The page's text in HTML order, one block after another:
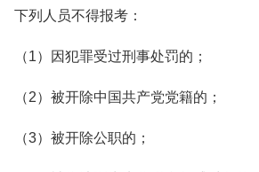
下列人员不得报考：
（1）因犯罪受过刑事处罚的；
（2）被开除中国共产党党籍的；
（3）被开除公职的；